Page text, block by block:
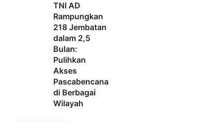
TNI AD
Rampungkan
218 Jembatan
dalam 2,5
Bulan:
Pulihkan
Akses
Pascabencana
di Berbagai
Wilayah